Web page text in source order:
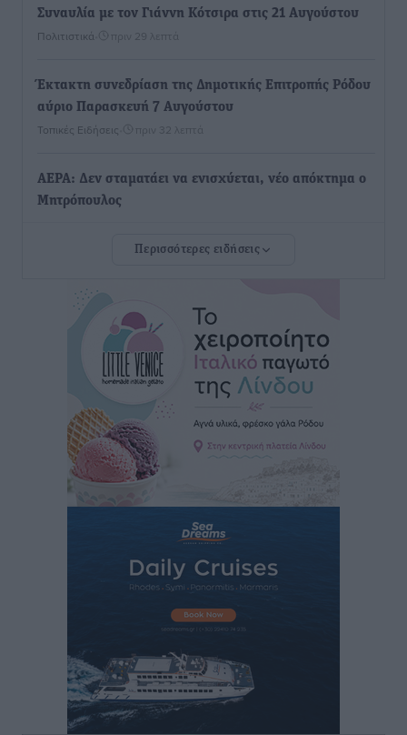
Συναυλία με τον Γιάννη Κότσιρα στις 21 Αυγούστου
Πολιτιστικά πριν 29 λεπτά
Έκτακτη συνεδρίαση της Δημοτικής Επιτροπής Ρόδου
αύριο Παρασκευή 7 Αυγούστου
Τοπικές Ειδήσεις πριν 32 λεπτά
ΑΕΡΑ: Δεν σταματάει να ενισχύεται, νέο απόκτημα ο
Μητρόπουλος
ατομικό για δύο
πριν 50 λεπτά
Φοίβος: Εν αναμονή του Νίκου Λαζίδη
πριν 51 λεπτά
Ιάλυσος Β’: Νωρίς νωρίς μπήκαν στα βάσανα της
προετοιμασίας
Αθλητικά• πριν 53 λεπτά
Εθνικός Αρχίπολης: Μεγάλο βήμα προόδου η ίδρυση
πριν 56 λεπτά
Ιππότες: Με το βλέμμα στραμμένο στο μέλλον
ΠΑΜΕ ΣΤΟΙΧΗΜΑ: Περισσότερα από 95 εκατομμύρια
ευρώ σε κέρδη μοίρασε τον Ιούλιο
Περισσότερες ειδήσεις